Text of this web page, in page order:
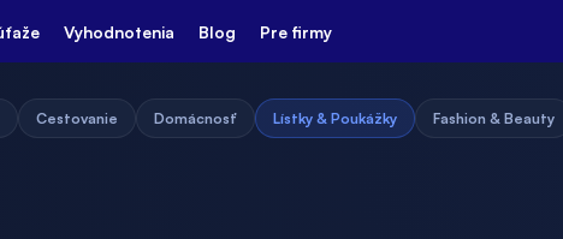
Vyhodnotenia Blog Pre firmy
Cestovanie Domácnosť Lístky & Poukážky Fashion & Beauty